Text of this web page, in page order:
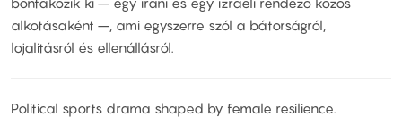
alkotásaként –, ami egyszerre szól a bátorságról,
lojalitásról és ellenállásról.
Political sports drama shaped by female resilience.